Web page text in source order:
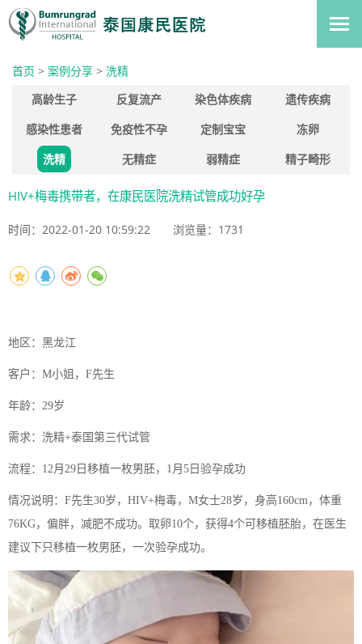
首页 > 案例分享 > 洗精
高龄生子
反复流产 染色体疾病
遗传疾病
感染性患者
免疫性不孕 定制宝宝
冻卵
洗精
无精症 弱精症 精子畸形
HIV+梅毒携带者，在康民医院洗精试管成功好孕
时间：2022-01-20 10:59:22 浏览量： 1731
地区：黑龙江
客户：M小姐，F先生
年龄：29岁
需求：洗精+泰国第三代试管
流程：12月29日移植一枚男胚，1月5日验孕成功
情况说明：F先生30岁，HIV+梅毒，M女士28岁，身高160cm，体重
76KG，偏胖，减肥不成功。取卵10个，获得4个可移植胚胎，在医生
建议下只移植一枚男胚，一次验孕成功。